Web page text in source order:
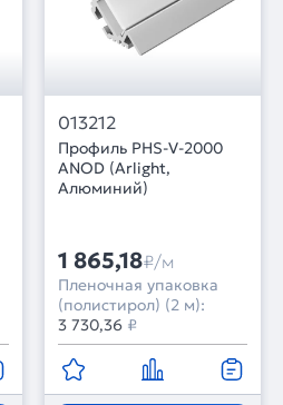
013212
Профиль PHS-V-2000
ANOD (Arlight,
Алюминий)
1 865,18₽/м
Пленочная упаковка
(полистирол) (2 м):
3 730,36 ₽